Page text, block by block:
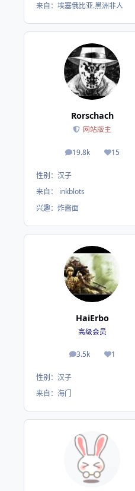
来自： 埃塞俄比亚.黑洲非人
Rorschach
网站版主
19.8k
帖子 15
荣誉积分
性别： 汉子
来自：
inkblots
兴趣： 炸酱面
HaiErbo
高级会员
3.5k
帖子 1
荣誉积分
性别： 汉子
来自： 海门